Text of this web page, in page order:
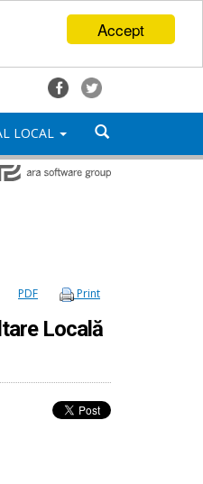
Accept
LOCAL
Print
PDF
Locală